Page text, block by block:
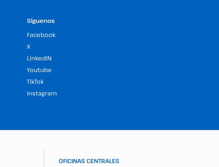
Síguenos
Facebook
X
LinkedIN
Youtube
TikTok
Instagram
OFICINAS CENTRALES